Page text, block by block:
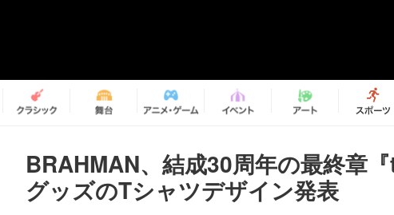
BRAHMAN、結成30周年の最終章
グッズのTシャツデザイン発表